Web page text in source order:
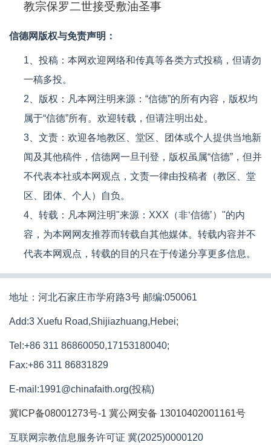
教宗保罗二世接受敷油圣事
信德网版权与免责声明：
1、投稿：本网欢迎网络和传真等各类方式投稿，但请勿
一稿多投。
2、版权：凡本网注明来源：“信德”的所有内容，版权均
属于“信德”所有。欢迎转载，但请注明出处。
3、文责：欢迎各地教区、堂区、团体或个人提供当地新
闻及其他稿件，信德网一旦刊登，版权虽属“信德”，但并
不代表本社或本网观点，文责一律由投稿者（教区、堂
区、团体、个人）自负。
4、转载：凡本网注明"来源：XXX（非‘信德’）"的内
容，为本网网友推荐而转载自其他媒体。转载内容并不
代表本网观点，转载的目的只在于传递分享更多信息。
地址：河北石家庄市学府路3号 邮编:050061
Add:3 Xuefu Road,Shijiazhuang,Hebei;
Tel:+86 311 86860050,17153180040;
Fax:+86 311 86831829
E-mail:1991@chinafaith.org(投稿)
冀ICP备08001273号-1 冀公网安备 13010402001161号
互联网宗教信息服务许可证 冀(2025)0000120